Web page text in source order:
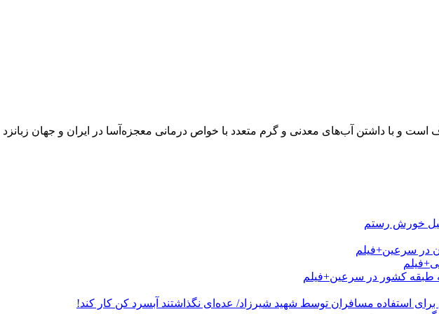
و با داشتن آب‌های معدنی و گرم متعدد با خواص درمانی معجزه‌آسا در ایران و جهان